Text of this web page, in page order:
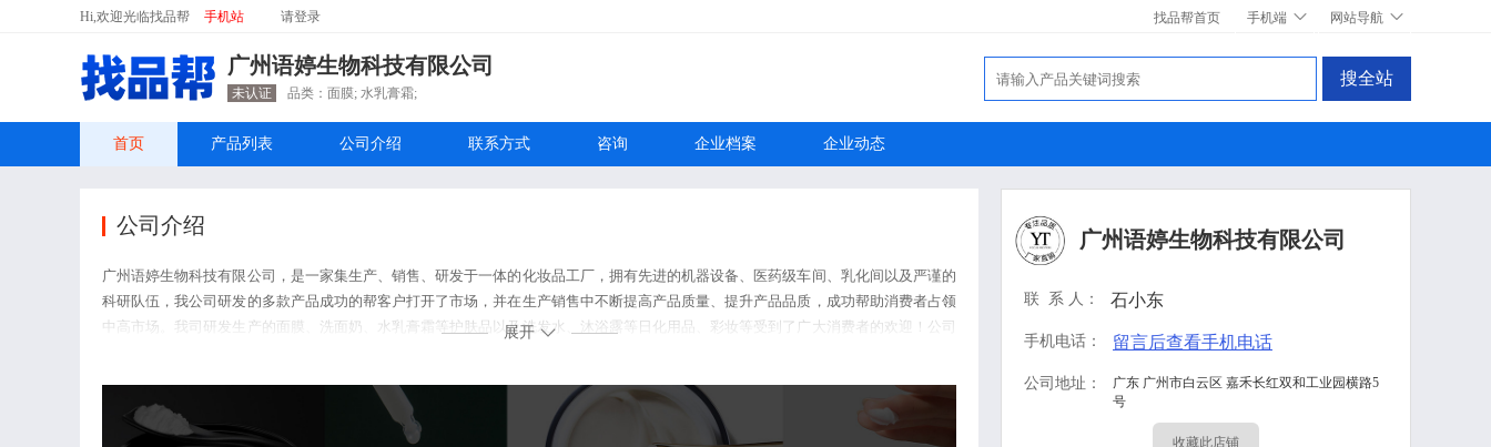
Hi,欢迎光临找品帮 手机站 请登录 找品帮首页 手机端 网站导航
广州语婷生物科技有限公司
未认证 品类：面膜; 水乳膏霜;
搜全站
首页 产品列表 公司介绍 联系方式 咨询 企业档案 企业动态
公司介绍
广州语婷生物科技有限公司，是一家集生产、销售、研发于一体的化妆品工厂，拥有先进的机器设备、医药级车间、乳化间以及严谨的
科研队伍，我公司研发的多款产品成功的帮客户打开了市场，并在生产销售中不断提高产品质量、提升产品品质，成功帮助消费者占领
中高市场。我司研发生产的面膜、洗面奶、水乳膏霜等护肤品以及洗发水、沐浴露等日化用品、彩妆等受到了广大消费者的欢迎！公司
业务洽谈！
展开
广州语婷生物科技有限公司
联 系 人： 石小东
手机电话： 留言后查看手机电话
公司地址：
广东 广州市白云区 嘉禾长红双和工业园横路5
号
收藏此店铺